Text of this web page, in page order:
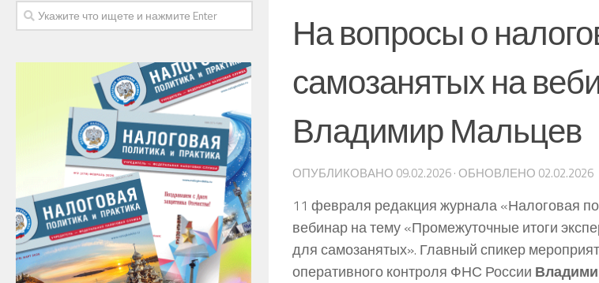
На вопросы о
самозанятых на
Владимир Мальцев
ОПУБЛИКОВАНО 09.02.2026· ОБНОВЛЕНО 02.02.2026
11 февраля редакция журнала «Налоговая
вебинар на тему «Промежуточные итоги
для самозанятых». Главный спикер
оперативного контроля ФНС России